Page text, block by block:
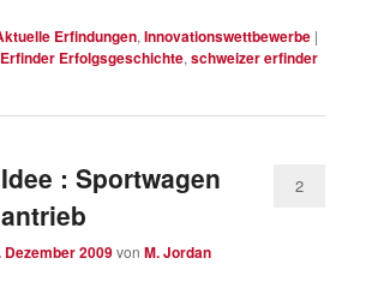
Erfindungen,Innovationswettbewerbe |
Erfinder Erfolgsgeschichte,schweizer erfinder
: Sportwagen
Dezember 2009vonM. Jordan
2